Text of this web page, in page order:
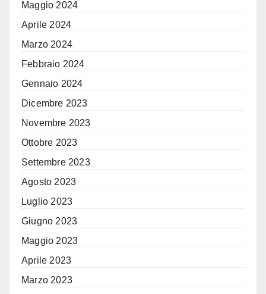
Maggio 2024
Aprile 2024
Marzo 2024
Febbraio 2024
Gennaio 2024
Dicembre 2023
Novembre 2023
Ottobre 2023
Settembre 2023
Agosto 2023
Luglio 2023
Giugno 2023
Maggio 2023
Aprile 2023
Marzo 2023